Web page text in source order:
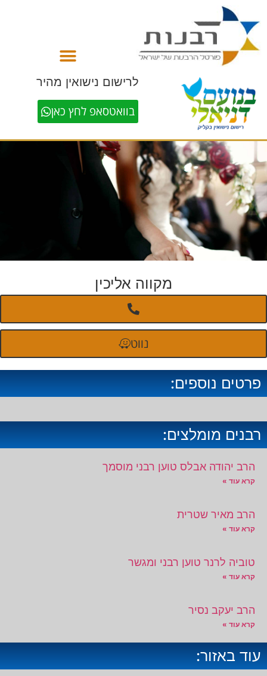
לרישום נישואין מהיר
בוואטסאפ לחץ כאן
מקווה אליכין
נווט
פרטים נוספים:
רבנים מומלצים:
הרב יהודה אבלס טוען רבני מוסמך
קרא עוד »
הרב מאיר שטרית
קרא עוד »
טוביה לרנר טוען רבני ומגשר
קרא עוד »
הרב יעקב נסיר
קרא עוד »
עוד באזור: